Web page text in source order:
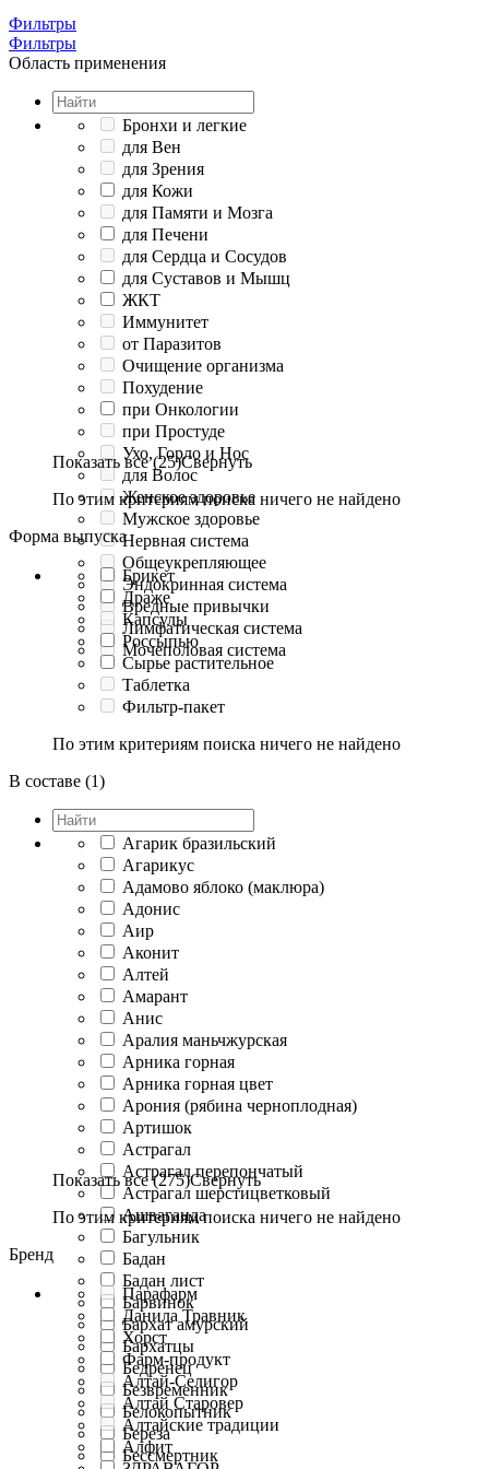
Фильтры
Фильтры
Область применения
Бронхи и легкие
для Вен
для Зрения
для Кожи
для Памяти и Мозга
для Печени
для Сердца и Сосудов
для Суставов и Мышц
ЖКТ
Иммунитет
от Паразитов
Очищение организма
Похудение
при Онкологии
при Простуде
Ухо, Горло и Нос
для Волос
Женское здоровье
Мужское здоровье
Нервная система
Общеукрепляющее
Эндокринная система
Вредные привычки
Лимфатическая система
Мочеполовая система
Показать все (25)Свернуть
По этим критериям поиска ничего не найдено
Форма выпуска
Брикет
Драже
Капсулы
Россыпью
Сырье растительное
Таблетка
Фильтр-пакет
По этим критериям поиска ничего не найдено
В составе (1)
Агарик бразильский
Агарикус
Адамово яблоко (маклюра)
Адонис
Аир
Аконит
Алтей
Амарант
Анис
Аралия маньчжурская
Арника горная
Арника горная цвет
Арония (рябина черноплодная)
Артишок
Астрагал
Астрагал перепончатый
Астрагал шерстицветковый
Ашваганда
Багульник
Бадан
Бадан лист
Барвинок
Бархат амурский
Бархатцы
Бедренец
Безвременник
Белокопытник
Береза
Бессмертник
Показать все (275)Свернуть
По этим критериям поиска ничего не найдено
Бренд
Парафарм
Данила Травник
Хорст
Фарм-продукт
Алтай-Селигор
Алтай Старовер
Алтайские традиции
Алфит